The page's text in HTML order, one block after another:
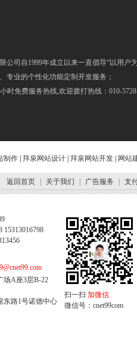
公司自1999年成立以来一直倡导“以用户
专业的个性化功能定制开发服务；
时免费服务热线,欢迎拨打热线：010-
制作 拜泉网站设计 拜泉网站开发 网站
返回首页 关于我们 广告服务 支
15313016798
场A座3层B-22
东路1号诺德中心
扫一扫 加微信
微信号：cnet99com